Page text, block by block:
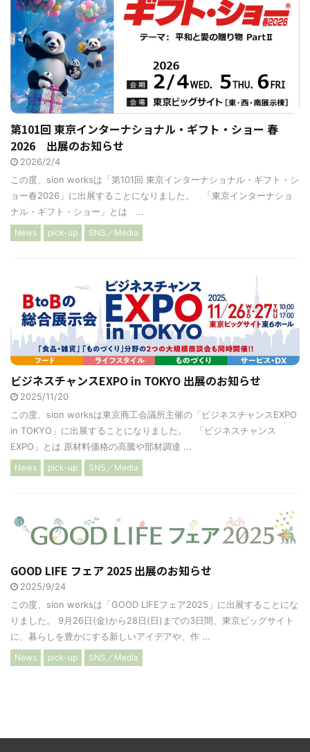
第101回 東京インターナショナル・ギフト・ショー 春
2026 出展のお知らせ
2026/2/4
この度、sion worksは「第101回 東京インターナショナル・ギフト・シ
ョー春2026」に出展することになりました。 「東京インターナショ
ナル・ギフト・ショー」とは ...
News pick-up SNS／Media
ビジネスチャンスEXPO in TOKYO 出展のお知らせ
2025/11/20
この度、sion worksは東京商工会議所主催の「ビジネスチャンスEXPO
in TOKYO」に出展することになりました。 「ビジネスチャンス
EXPO」とは 原材料価格の高騰や部材調達 ...
News pick-up SNS／Media
GOOD LIFE フェア 2025 出展のお知らせ
2025/9/24
この度、sion worksは「GOOD LIFEフェア2025」に出展することにな
りました。 9月26日(金)から28日(日)までの3日間、東京ビッグサイト
に、暮らしを豊かにする新しいアイデアや、作 ...
News pick-up SNS／Media